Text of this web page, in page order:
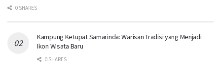
0 SHARES
Kampung Ketupat Samarinda: Warisan Tradisi yang Menjadi
Ikon Wisata Baru
0 SHARES